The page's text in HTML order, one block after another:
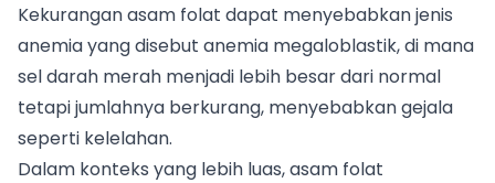
Kekurangan asam folat dapat menyebabkan jenis
anemia yang disebut anemia megaloblastik, di mana
sel darah merah menjadi lebih besar dari normal
tetapi jumlahnya berkurang, menyebabkan gejala
seperti kelelahan.
Dalam konteks yang lebih luas, asam folat